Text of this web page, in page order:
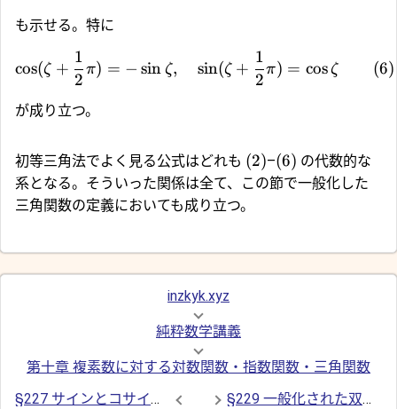
も示せる。特に
cos(ζ +
2
1
π) = − sin ζ, sin(ζ +
2
1
π) = cosζ (6)
が成り立つ。
初等三角法でよく見る公式はどれも (2)–(6) の代数的な
系となる。そういった関係は全て、この節で一般化した
三角関数の定義においても成り立つ。
inzkyk.xyz
純粋数学講義
第十章 複素数に対する対数関数・指数関数・三角関数
§227 サインとコサインの指数を使った表現
§229 一般化された双曲線関数